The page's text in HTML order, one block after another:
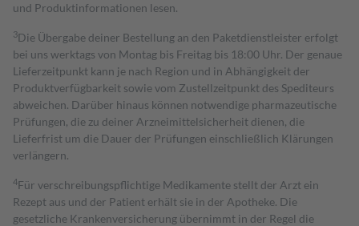
und Produktinformationen lesen.
3Die Übergabe deiner Bestellung an den Paketdienstleister erfolgt
bei uns werktags von Montag bis Freitag bis 18:00 Uhr. Der genaue
Lieferzeitpunkt kann je nach Region und in Abhängigkeit der
Produktverfügbarkeit sowie vom Zustellzeitpunkt des Spediteurs
abweichen. Darüber hinaus können notwendige pharmazeutische
Prüfungen, die zu deiner Arzneimittelsicherheit dienen, die
Lieferfrist um die Dauer der Prüfungen einschließlich Klärungen
verlängern.
4Für verschreibungspflichtige Medikamente stellt der Arzt ein
Rezept aus und der Patient erhält sie in der Apotheke. Die
gesetzliche Krankenversicherung übernimmt in der Regel die